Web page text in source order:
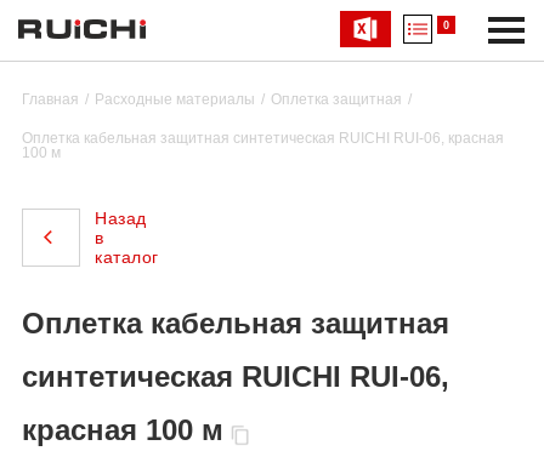
0
Главная Расходные материалы Оплетка защитная
Оплетка кабельная защитная синтетическая RUICHI RUI-06, красная
100 м
Назад
в
каталог
Оплетка кабельная защитная
синтетическая RUICHI RUI-06,
красная 100 м